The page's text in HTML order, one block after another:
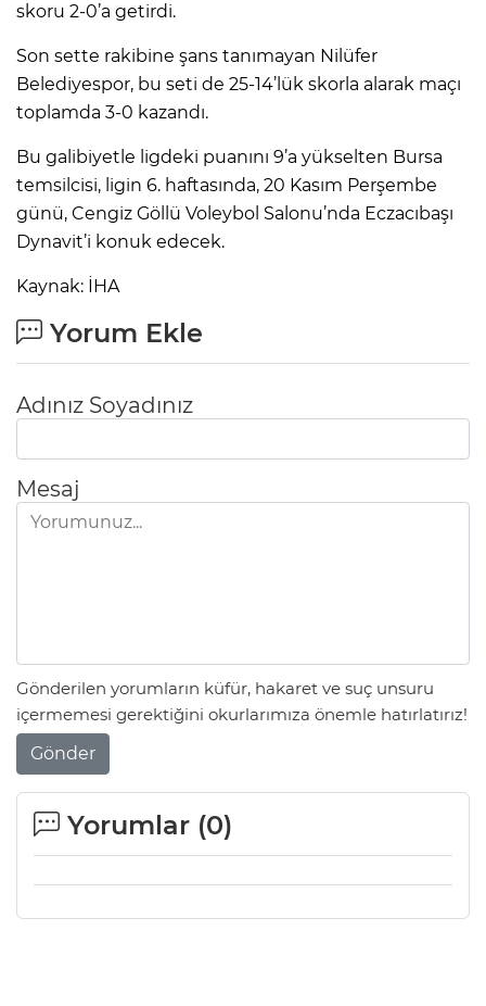
skoru 2-0’a getirdi.
Son sette rakibine şans tanımayan Nilüfer
Belediyespor, bu seti de 25-14’lük skorla alarak maçı
toplamda 3-0 kazandı.
Bu galibiyetle ligdeki puanını 9’a yükselten Bursa
temsilcisi, ligin 6. haftasında, 20 Kasım Perşembe
günü, Cengiz Göllü Voleybol Salonu’nda Eczacıbaşı
Dynavit’i konuk edecek.
Kaynak: İHA
Yorum Ekle
Adınız Soyadınız
Mesaj
Gönderilen yorumların küfür, hakaret ve suç unsuru
içermemesi gerektiğini okurlarımıza önemle hatırlatırız!
Gönder
Yorumlar (0)